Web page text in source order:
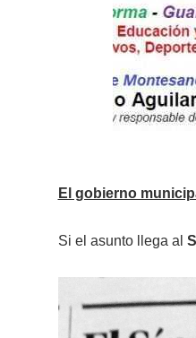
El gobierno
Si el asunto llega al